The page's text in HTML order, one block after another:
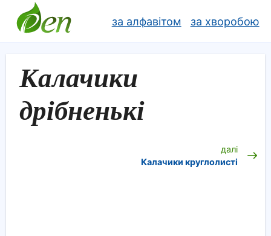
за алфавітом за хворобою
Калачики
дрібненькі
далі
Калачики круглолисті